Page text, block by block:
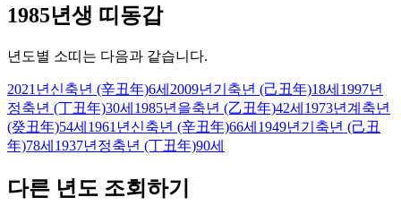
1985년생 띠동갑
년도별 소띠는 다음과 같습니다.
2021 년 신축년 (辛丑年)6세 2009년 기축년 (己丑年)18세 1997년
정축년 (丁丑年)30세 1985년 을축년 (乙丑年)42세 1973년계축년
(癸丑年)54세 1961 년 신축년 (辛丑年)66세 1949년 기축년 (己丑
年)78세 1937년 정축년 (丁丑年)90세
다른 년도 조회하기